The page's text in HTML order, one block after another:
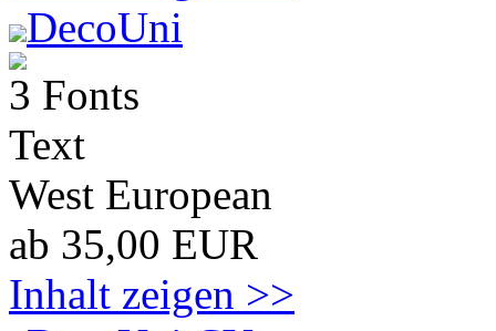
DecoUni
3 Fonts
Text
West European
ab 35,00 EUR
Inhalt zeigen >>